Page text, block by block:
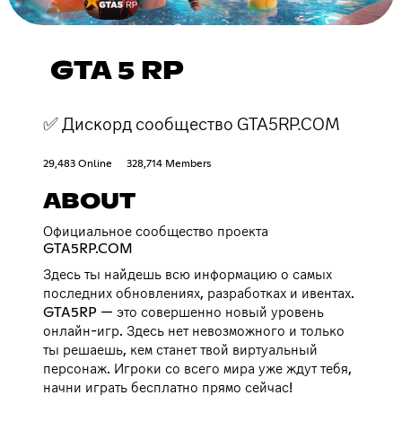
GTA 5 RP
✅ Дискорд сообщество GTA5RP.COM
29,483 Online 328,714 Members
ABOUT
Официальное сообщество проекта
GTA5RP.COM
Здесь ты найдешь всю информацию о самых
последних обновлениях, разработках и ивентах.
GTA5RP — это совершенно новый уровень
онлайн-игр. Здесь нет невозможного и только
ты решаешь, кем станет твой виртуальный
персонаж. Игроки со всего мира уже ждут тебя,
начни играть бесплатно прямо сейчас!